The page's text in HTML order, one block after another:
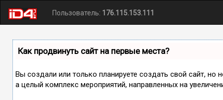
Пользователь: 176.115.153.111
Как продвинуть сайт на первые места?
Вы создали или только планируете создать свой сайт, но
а целый комплекс мероприятий, направленных на